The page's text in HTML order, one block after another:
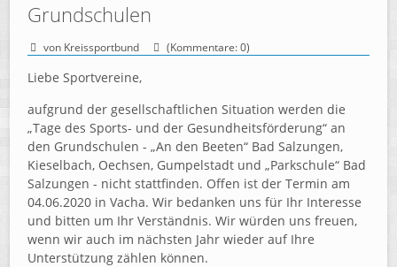
Grundschulen
von Kreissportbund (Kommentare: 0)
Liebe Sportvereine,
aufgrund der gesellschaftlichen Situation werden die
„Tage des Sports- und der Gesundheitsförderung“ an
den Grundschulen - „An den Beeten“ Bad Salzungen,
Kieselbach, Oechsen, Gumpelstadt und „Parkschule“ Bad
Salzungen - nicht stattfinden. Offen ist der Termin am
04.06.2020 in Vacha. Wir bedanken uns für Ihr Interesse
und bitten um Ihr Verständnis. Wir würden uns freuen,
wenn wir auch im nächsten Jahr wieder auf Ihre
Unterstützung zählen können.